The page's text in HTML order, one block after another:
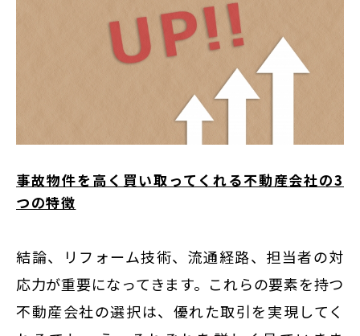
事故物件を高く買い取ってくれる不動産会社の3
つの特徴
結論、リフォーム技術、流通経路、担当者の対
応力が重要になってきます。これらの要素を持つ
不動産会社の選択は、優れた取引を実現してく